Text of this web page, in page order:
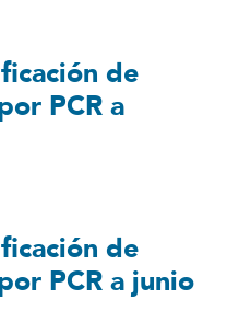
de
PCR a
de
PCR a junio